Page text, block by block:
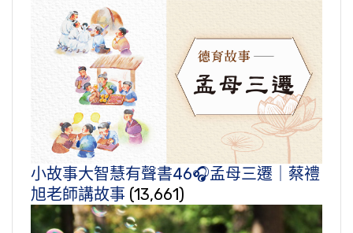
小故事大智慧有聲書46🎧孟母三遷｜蔡禮
旭老師講故事 (13,661)